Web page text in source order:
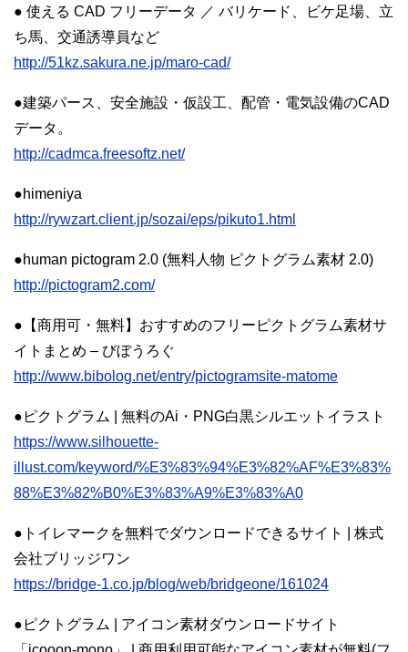
● 使える CAD フリーデータ ／ バリケード、ビケ足場、立
ち馬、交通誘導員など
http://51kz.sakura.ne.jp/maro-cad/
●建築パース、安全施設・仮設工、配管・電気設備のCAD
データ。
http://cadmca.freesoftz.net/
●himeniya
http://rywzart.client.jp/sozai/eps/pikuto1.html
●human pictogram 2.0 (無料人物 ピクトグラム素材 2.0)
http://pictogram2.com/
●【商用可・無料】おすすめのフリーピクトグラム素材サ
イトまとめ – びぼうろぐ
http://www.bibolog.net/entry/pictogramsite-matome
●ピクトグラム | 無料のAi・PNG白黒シルエットイラスト
https://www.silhouette-
illust.com/keyword/%E3%83%94%E3%82%AF%E3%83%
88%E3%82%B0%E3%83%A9%E3%83%A0
●トイレマークを無料でダウンロードできるサイト | 株式
会社ブリッジワン
https://bridge-1.co.jp/blog/web/bridgeone/161024
●ピクトグラム | アイコン素材ダウンロードサイト